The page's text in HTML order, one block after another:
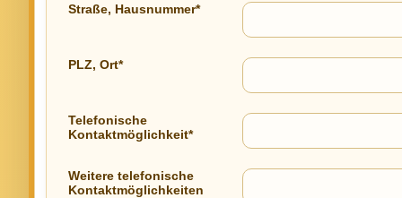
Straße, Hausnummer*
PLZ, Ort*
Telefonische
Kontaktmöglichkeit*
Weitere telefonische
Kontaktmöglichkeiten